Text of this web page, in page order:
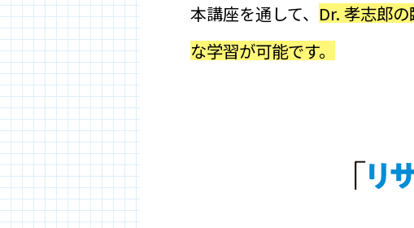
本講座を通して、 Dr. 孝志郎
な学習が可能です。